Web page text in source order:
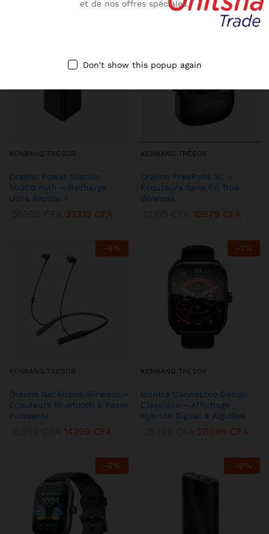
KENBANG TRÉSOR
Oraimo Power Station
50000 mAh – Recharge
Ultra Rapide A
32310 CFA
- %
KENBANG TRÉSOR
Oraimo FreePods 3C –
Écouteurs Sans Fil True
Wireless
10979 CFA
-8%
KENBANG TRÉSOR
Oraimo Neckband Wireless –
Écouteurs Bluetooth à Basse
Puissante
14399 CFA
-3%
KENBANG TRÉSOR
Montre Connectée Design
Classique – Affichage
Hybride Digital & Aiguilles
26099 CFA
-6% -10%
et de nos offres spéciales.
Don't show this popup again